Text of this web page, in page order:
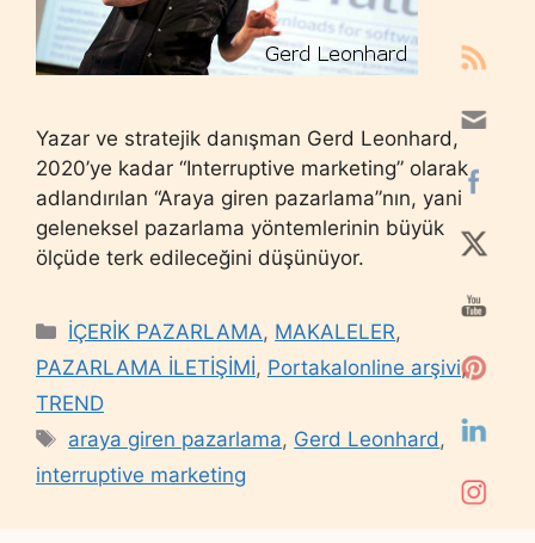
Yazar ve stratejik danışman Gerd Leonhard,
2020’ye kadar “Interruptive marketing” olarak
adlandırılan “Araya giren pazarlama”nın, yani
geleneksel pazarlama yöntemlerinin büyük
ölçüde terk edileceğini düşünüyor.
Categories
İÇERİK PAZARLAMA, MAKALELER,
PAZARLAMA İLETİŞİMİ, Portakalonline arşivi,
TREND
Tags
araya giren pazarlama, Gerd Leonhard,
interruptive marketing